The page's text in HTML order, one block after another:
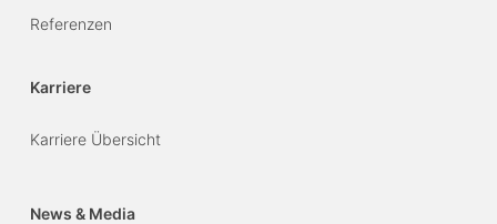
Referenzen
Karriere
Karriere Übersicht
News & Media